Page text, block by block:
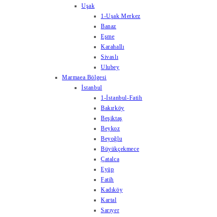
Uşak
1-Uşak Merkez
Banaz
Eşme
Karahallı
Sivaslı
Ulubey
Marmaea Bölgesi
İstanbul
1-İstanbul-Fatih
Bakırköy
Beşiktaş
Beykoz
Beyoğlu
Büyükçekmece
Çatalca
Eyüp
Fatih
Kadıköy
Kartal
Sarıyer